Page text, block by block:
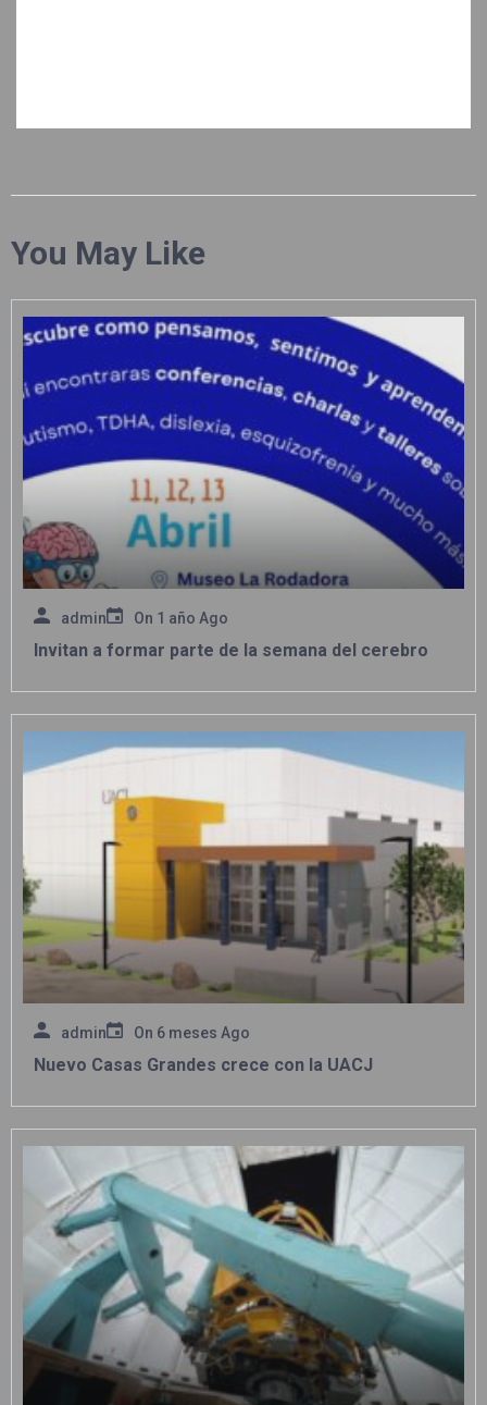
You May Like
admin On 1 año Ago
Invitan a formar parte de la semana del cerebro
admin On 6 meses Ago
Nuevo Casas Grandes crece con la UACJ